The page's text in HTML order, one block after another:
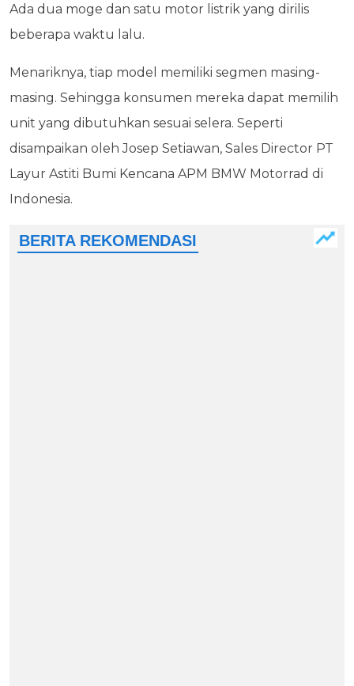
Ada dua moge dan satu motor listrik yang dirilis
beberapa waktu lalu.
Menariknya, tiap model memiliki segmen masing-
masing. Sehingga konsumen mereka dapat memilih
unit yang dibutuhkan sesuai selera. Seperti
disampaikan oleh Josep Setiawan, Sales Director PT
Layur Astiti Bumi Kencana APM BMW Motorrad di
Indonesia.